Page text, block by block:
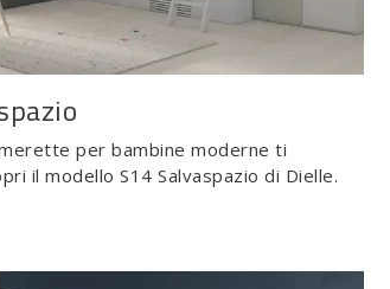
per bambine moderne ti
il modello S14 Salvaspazio di Dielle.